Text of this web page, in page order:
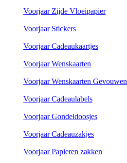
Voorjaar Zijde Vloeipapier
Voorjaar Stickers
Voorjaar Cadeaukaartjes
Voorjaar Wenskaarten
Voorjaar Wenskaarten Gevouwen
Voorjaar Cadeaulabels
Voorjaar Gondeldoosjes
Voorjaar Cadeauzakjes
Voorjaar Papieren zakken